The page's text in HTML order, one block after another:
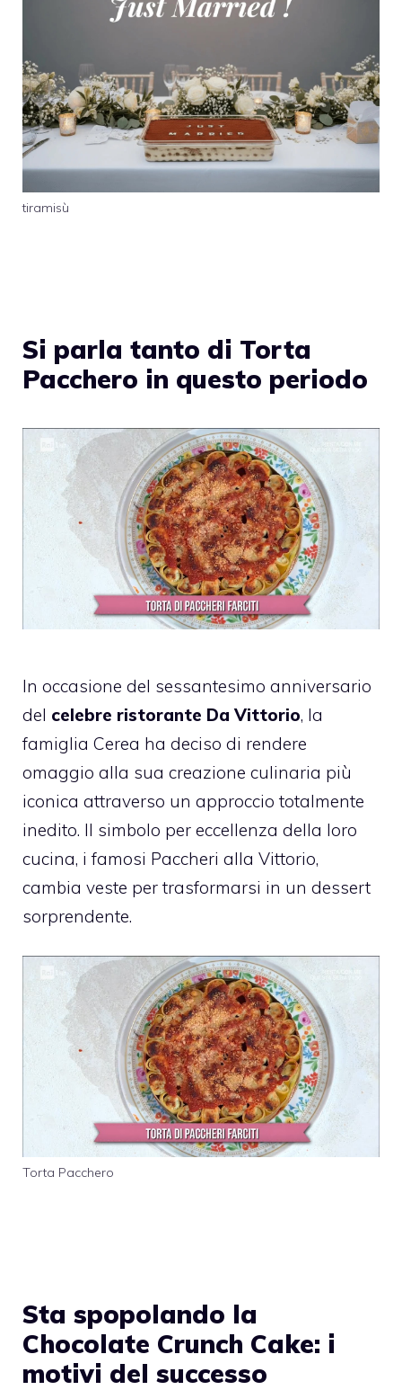
tiramisù
Si parla tanto di Torta
Pacchero in questo periodo
In occasione del sessantesimo anniversario
del celebre ristorante Da Vittorio, la
famiglia Cerea ha deciso di rendere
omaggio alla sua creazione culinaria più
iconica attraverso un approccio totalmente
inedito. Il simbolo per eccellenza della loro
cucina, i famosi Paccheri alla Vittorio,
cambia veste per trasformarsi in un dessert
sorprendente.
Torta Pacchero
Sta spopolando la
Chocolate Crunch Cake: i
motivi del successo